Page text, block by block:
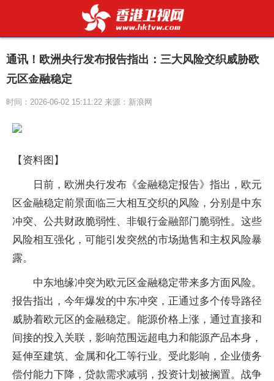
通讯！欧洲央行发布报告指出：三大风险交织威胁欧
元区金融稳定
时间：2026-06-02 15:11:22 来源：新浪网
【资料图】
日前，欧洲央行发布《金融稳定报告》指出，欧元
区金融稳定前景面临三大相互交织的风险，分别是中东
冲突、公共财政脆弱性、非银行金融部门脆弱性。这些
风险相互强化，可能引发突然的市场抛售和主权风险暴
露。
中东地缘冲突为欧元区金融稳定带来多方面风险。
报告指出，今年爆发的中东冲突，正通过多个传导路径
威胁着欧元区的金融稳定。能源价格上涨，通过直接和
间接的投入关联，影响范围远超电力和能源产品本身，
延伸至建筑、金属和化工等行业。受此影响，企业债务
偿付能力下降，贷款需求减弱，投资计划被搁置。战争